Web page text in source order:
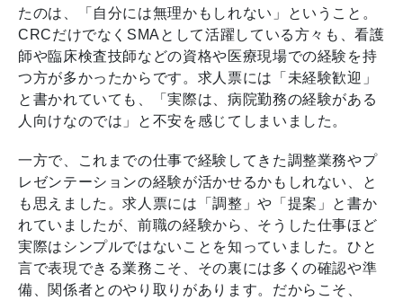
たのは、「自分には無理かもしれない」ということ。
CRCだけでなくSMAとして活躍している方々も、看護
師や臨床検査技師などの資格や医療現場での経験を持
つ方が多かったからです。求人票には「未経験歓迎」
と書かれていても、「実際は、病院勤務の経験がある
人向けなのでは」と不安を感じてしまいました。
一方で、これまでの仕事で経験してきた調整業務やプ
レゼンテーションの経験が活かせるかもしれない、と
も思えました。求人票には「調整」や「提案」と書か
れていましたが、前職の経験から、そうした仕事ほど
実際はシンプルではないことを知っていました。ひと
言で表現できる業務こそ、その裏には多くの確認や準
備、関係者とのやり取りがあります。だからこそ、